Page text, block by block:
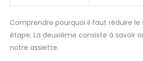
Comprendre pourquoi il faut réduire le
étape. La deuxième consiste à savoir
notre assiette.